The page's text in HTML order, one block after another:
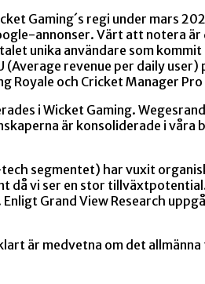
Gaming´s regi under mars
annonser. Värt att notera är
unika användare som
revenue per daily user)
Royale och Cricket Manager
i Wicket Gaming.
är konsoliderade i våra
segmentet) har vuxit
då vi ser en stor
Grand View Research
är medvetna om det